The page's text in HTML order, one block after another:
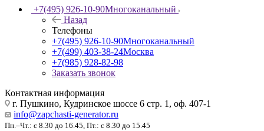
+7(495) 926-10-90Многоканальный
Назад
Телефоны
+7(495) 926-10-90Многоканальный
+7(499) 403-38-24Москва
+7(985) 928-82-98
Заказать звонок
Контактная информация
г. Пушкино, Кудринское шоссе 6 стр. 1, оф. 407-1
info@zapchasti-generator.ru
Пн.–Чт.: с 8.30 до 16.45, Пт.: с 8.30 до 15.45